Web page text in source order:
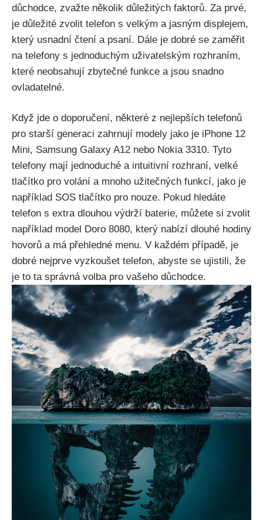
důchodce, zvažte několik důležitých faktorů. Za prvé,
je důležité zvolit telefon s velkým a jasným displejem,
který usnadní čtení a psaní. Dále je dobré se zaměřit
na telefony s jednoduchým uživatelským rozhraním,
které neobsahují zbytečné funkce a jsou snadno
ovladatelné.
Když jde o doporučení, některé z nejlepších telefonů
pro starší generaci zahrnují modely jako je iPhone 12
Mini, Samsung Galaxy A12 nebo Nokia 3310. Tyto
telefony mají jednoduché a intuitivní rozhraní, velké
tlačítko pro volání a mnoho užitečných funkcí, jako je
například SOS tlačítko pro nouze. Pokud hledáte
telefon s extra dlouhou výdrží baterie, můžete si zvolit
například model Doro 8080, který nabízí dlouhé hodiny
hovorů a má přehledné menu. V každém případě, je
dobré nejprve vyzkoušet telefon, abyste se ujistili, že
je to ta správná volba pro vašeho důchodce.